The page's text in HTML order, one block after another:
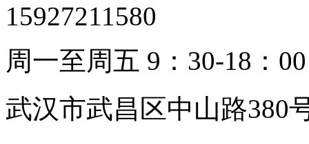
15927211580
周一至周五 9：30-18：00
武汉市武昌区中山路380